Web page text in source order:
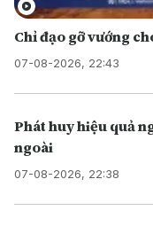
Chỉ đạo gỡ vướng
07-08-2026, 22:43
Phát huy hiệu quả
ngoài
07-08-2026, 22:38